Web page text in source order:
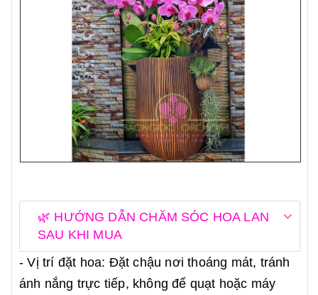
🌿 HƯỚNG DẪN CHĂM SÓC HOA LAN
SAU KHI MUA
- Vị trí đặt hoa: Đặt chậu nơi thoáng mát, tránh
ánh nắng trực tiếp, không để quạt hoặc máy